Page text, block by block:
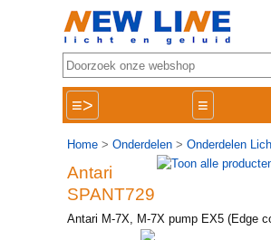
≡> ≡
Home > Onderdelen > Onderdelen
Antari
SPANT729
Antari M-7X, M-7X pump EX5 (Edge